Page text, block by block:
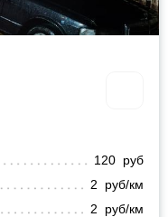
120 руб
2 руб/км
2 руб/км